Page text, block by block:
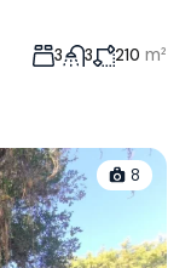
3 3 210 m²
8